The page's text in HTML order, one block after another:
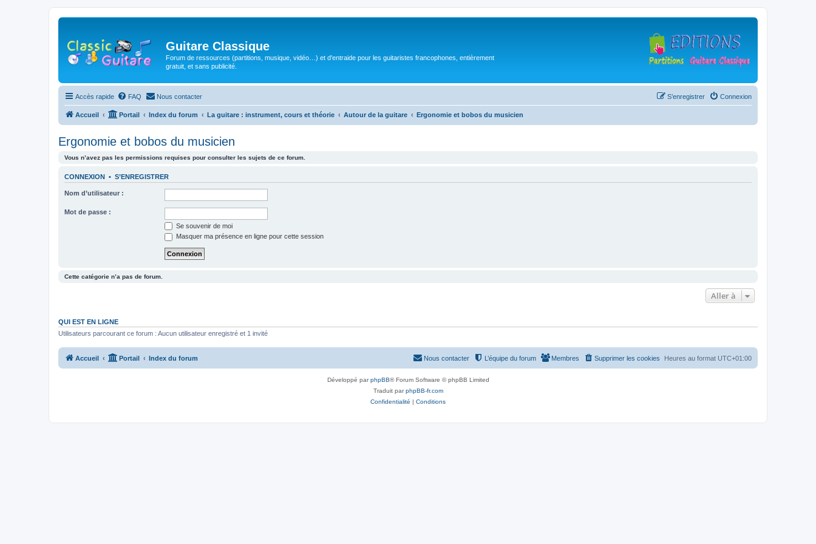
Guitare Classique
Forum de ressources (partitions, musique, vidéo…) et d'entraide pour les guitaristes francophones, entièrement
gratuit, et sans publicité.
Accès rapide FAQ Nous contacter Connexion
S’enregistrer
Accueil Portail Index du forum La guitare : instrument, cours et théorie Autour de la guitare Ergonomie et bobos du musicien
Ergonomie et bobos du musicien
Vous n’avez pas les permissions requises pour consulter les sujets de ce forum.
CONNEXION • S’ENREGISTRER
Nom d’utilisateur :
Mot de passe :
Se souvenir de moi
Masquer ma présence en ligne pour cette session
Cette catégorie n’a pas de forum.
Aller à
QUI EST EN LIGNE
Utilisateurs parcourant ce forum : Aucun utilisateur enregistré et 1 invité
Accueil Portail Index du forum Heures au format UTC+01:00
Supprimer les cookies
Membres
L’équipe du forum
Nous contacter
Développé parphpBB® Forum Software © phpBB Limited
Traduit parphpBB-fr.com
Confidentialité | Conditions